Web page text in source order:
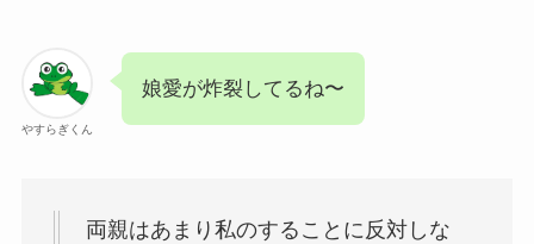
やすらぎくん
娘愛が炸裂してるね〜
両親はあまり私のすることに反対しな